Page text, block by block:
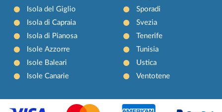
Isola del Giglio
Isola di Capraia
Isola di Pianosa
Isole Azzorre
Isole Baleari
Isole Canarie
Sporadi
Svezia
Tenerife
Tunisia
Ustica
Ventotene